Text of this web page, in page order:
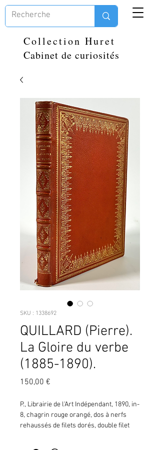
Collection Huret
Cabinet de curiosités
SKU : 1338692
QUILLARD (Pierre).
La Gloire du verbe
(1885-1890).
150,00 €
P., Librairie de l'Art Indépendant, 1890, in-
8, chagrin rouge orangé, dos à nerfs
rehaussés de filets dorés, double filet
décorés, triple filet et large dentelles